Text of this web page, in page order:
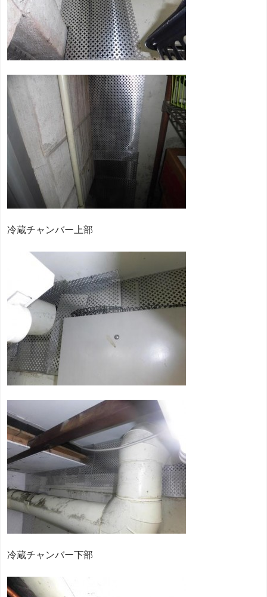
冷蔵チャンバー上部
冷蔵チャンバー下部